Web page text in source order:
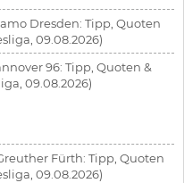
Dresden: Tipp, Quoten
09.08.2026)
96: Tipp, Quoten &
09.08.2026)
Fürth: Tipp, Quoten
09.08.2026)